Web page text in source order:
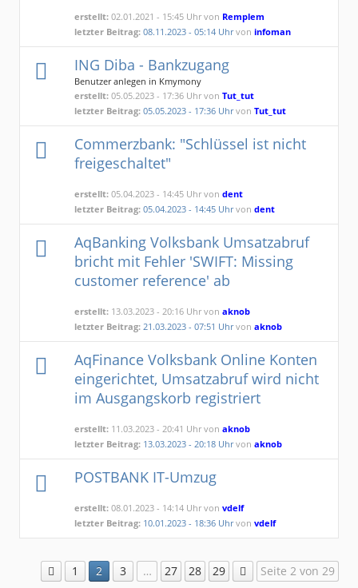
erstellt: 02.01.2021 - 15:45 Uhr von Remplem
letzter Beitrag: 08.11.2023 - 05:14 Uhrvoninfoman
ING Diba - Bankzugang
Benutzer anlegen in Kmymony
erstellt: 05.05.2023 - 17:36 Uhr vonTut_tut
letzter Beitrag: 05.05.2023 - 17:36 UhrvonTut_tut
Commerzbank: "Schlüssel ist nicht
freigeschaltet"
erstellt: 05.04.2023 - 14:45 Uhr vondent
letzter Beitrag: 05.04.2023 - 14:45 Uhrvondent
AqBanking Volksbank Umsatzabruf
bricht mit Fehler 'SWIFT: Missing
customer reference' ab
erstellt: 13.03.2023 - 20:16 Uhr vonaknob
letzter Beitrag: 21.03.2023 - 07:51 Uhrvonaknob
AqFinance Volksbank Online Konten
eingerichtet, Umsatzabruf wird nicht
im Ausgangskorb registriert
erstellt: 11.03.2023 - 20:41 Uhr vonaknob
letzter Beitrag: 13.03.2023 - 20:18 Uhrvonaknob
POSTBANK IT-Umzug
erstellt: 08.01.2023 - 14:14 Uhr vonvdelf
letzter Beitrag: 10.01.2023 - 18:36 Uhrvonvdelf
1 2 3 … 27 28 29 Seite 2 von 29